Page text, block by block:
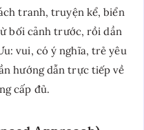
tranh, truyện kể, biển
bối cảnh trước, rồi dần
vui, có ý nghĩa, trẻ yêu
hướng dẫn trực tiếp về
cấp đủ.